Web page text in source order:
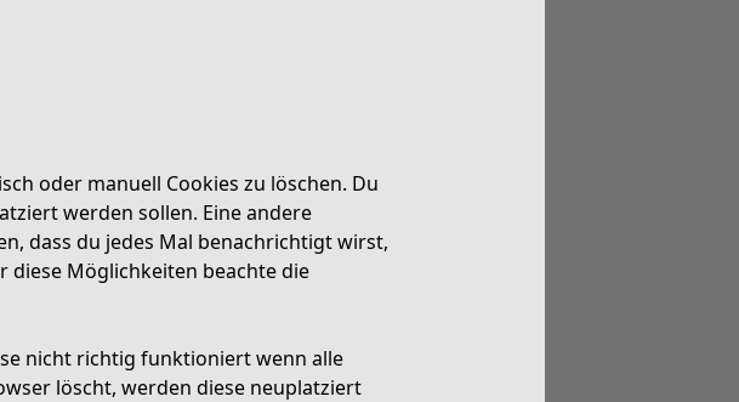
oder manuell Cookies zu löschen. Du
werden sollen. Eine andere
dass du jedes Mal benachrichtigt wirst,
Möglichkeiten beachte die
nicht richtig funktioniert wenn alle
löscht, werden diese neuplatziert